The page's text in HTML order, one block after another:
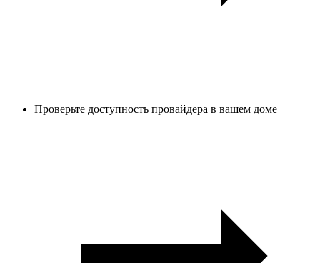
Проверьте доступность провайдера в вашем доме